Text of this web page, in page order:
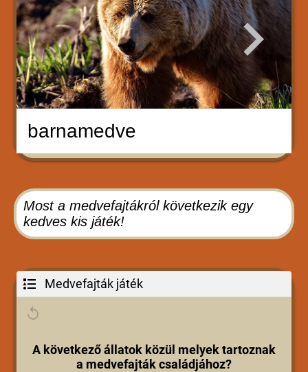
barnamedve
Most a medvefajtákról következik egy
kedves kis játék!
Medvefajták játék
A következő állatok közül melyek tartoznak
a medvefajták családjához?